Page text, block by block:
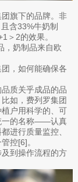
旗下的品牌。非
含33%牛奶制
＞2的效果。
，奶制品来自欧
，如何能确保各
质关乎成品的品
如，费列罗集团
户用科学的、可
一的名称——认真
进行质量监控、
控[6]。
到操作流程的方